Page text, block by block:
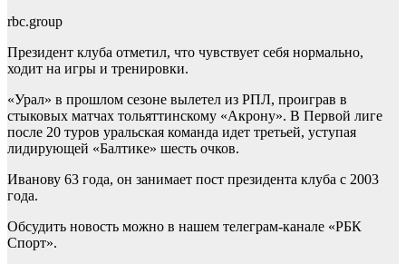
rbc.group
Президент клуба отметил, что чувствует себя нормально,
ходит на игры и тренировки.
«Урал» в прошлом сезоне вылетел из РПЛ, проиграв в
стыковых матчах тольяттинскому «Акрону». В Первой лиге
после 20 туров уральская команда идет третьей, уступая
лидирующей «Балтике» шесть очков.
Иванову 63 года, он занимает пост президента клуба с 2003
года.
Обсудить новость можно в нашем телеграм-канале «РБК
Спорт».